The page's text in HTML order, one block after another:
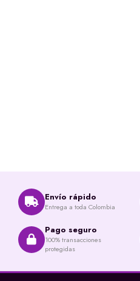
Envío rápido
Entrega a toda Colombia
Pago seguro
100% transacciones
protegidas